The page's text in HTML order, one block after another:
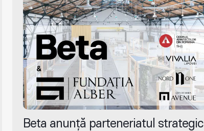
Beta anunță parteneriatul strategic